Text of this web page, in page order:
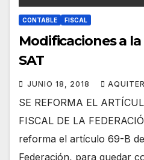
CONTABLE FISCAL
Modificaciones a
SAT
JUNIO 18, 2018
SE REFORMA EL
FISCAL DE LA
reforma el artículo 69-B
Federación, para quedar